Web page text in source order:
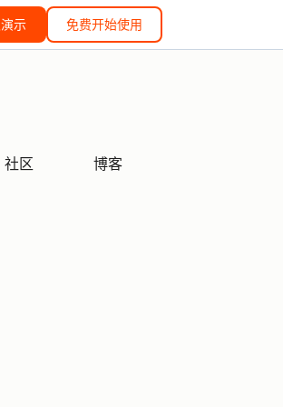
示 免费开始使用
社区 博客